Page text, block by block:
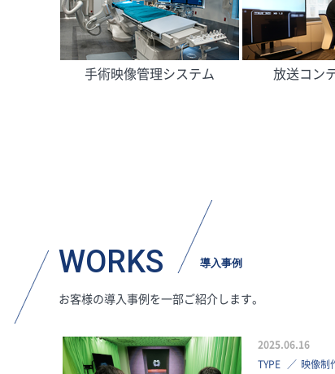
手術映像管理システム 放送コン
WORKS 導入事例
お客様の導入事例を一部ご紹介します。
2025.06.16
TYPE
映像制